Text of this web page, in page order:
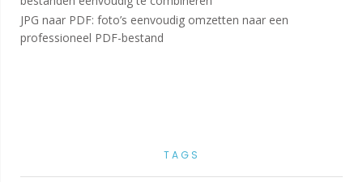
JPG naar PDF: foto’s eenvoudig omzetten naar een
professioneel PDF-bestand
TAGS